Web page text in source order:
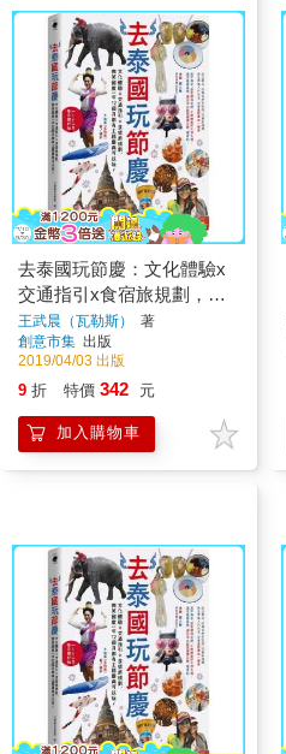
去泰國玩節慶：文化體驗x
交通指引x食宿旅規劃，微
笑國度一年12個月都有主題
慶典可以玩！
王武晨（瓦勒斯）
著
創意市集 出版
2019/04/03 出版
9 折 特價 342 元
加入購物車